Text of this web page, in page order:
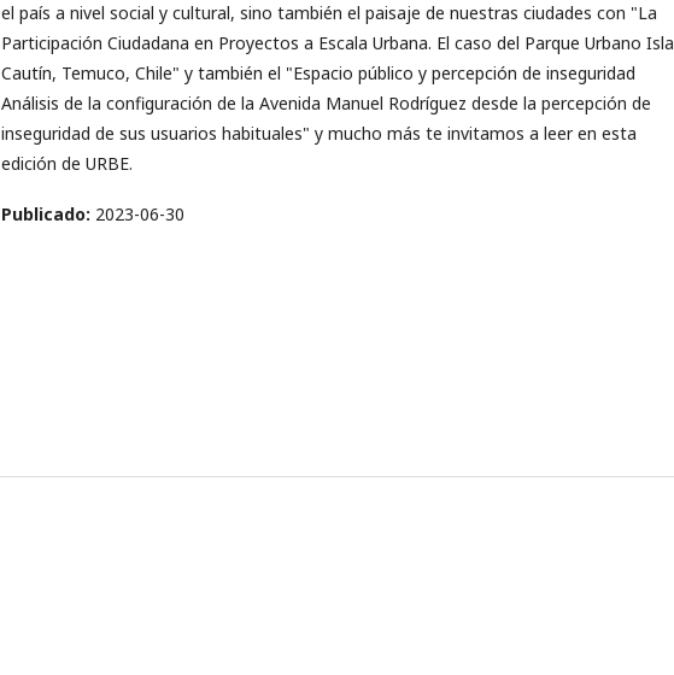
el país a nivel social y cultural, sino también el paisaje de nuestras ciudades con "La
Participación Ciudadana en Proyectos a Escala Urbana. El caso del Parque Urbano Isla
Cautín, Temuco, Chile" y también el "Espacio público y percepción de inseguridad
Análisis de la configuración de la Avenida Manuel Rodríguez desde la percepción de
inseguridad de sus usuarios habituales" y mucho más te invitamos a leer en esta
edición de URBE.
Publicado: 2023-06-30